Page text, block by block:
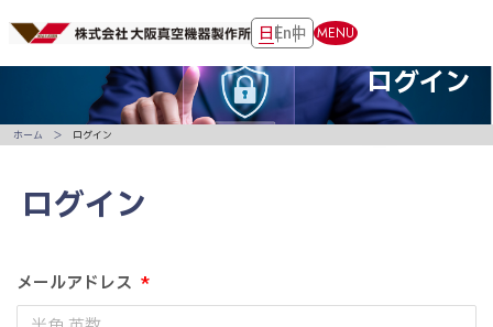
日En中 MENU
ログイン
ログイン
メールアドレス *
ホーム ログイン